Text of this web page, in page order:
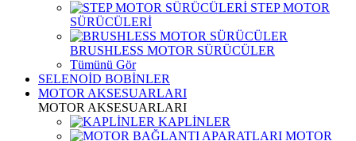
STEP MOTOR
SÜRÜCÜLERİ
BRUSHLESS MOTOR SÜRÜCÜLER
Tümünü Gör
SELENOİD BOBİNLER
MOTOR AKSESUARLARI
MOTOR AKSESUARLARI
KAPLİNLER
MOTOR